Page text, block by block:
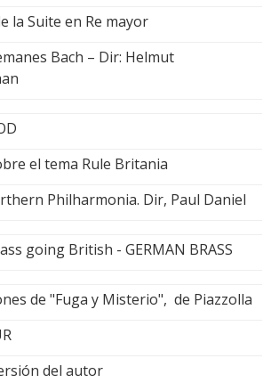
la Suite en Re mayor
Bach – Dir: Helmut
el tema Rule Britania
Philharmonia. Dir, Paul Daniel
going British - GERMAN BRASS
de "Fuga y Misterio", de Piazzolla
del autor